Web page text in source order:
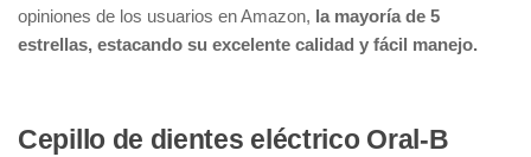
opiniones de los usuarios en Amazon, la mayoría de 5
estrellas, estacando su excelente calidad y fácil manejo.
Cepillo de dientes eléctrico Oral-B